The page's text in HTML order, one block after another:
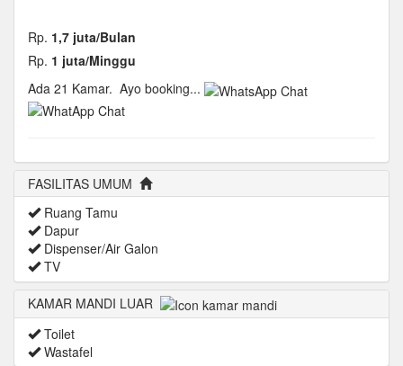
Rp. 1,7 juta/Bulan
Rp. 1 juta/Minggu
Ada 21 Kamar. Ayo booking...
FASILITAS UMUM
Ruang Tamu
Dapur
Dispenser/Air Galon
TV
KAMAR MANDI LUAR
Toilet
Wastafel